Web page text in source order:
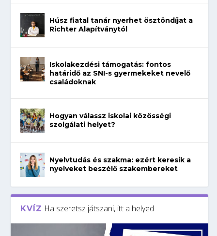
Húsz fiatal tanár nyerhet ösztöndíjat a
Richter Alapítványtól
Iskolakezdési támogatás: fontos
határidő az SNI-s gyermekeket nevelő
családoknak
Hogyan válassz iskolai közösségi
szolgálati helyet?
Nyelvtudás és szakma: ezért keresik a
nyelveket beszélő szakembereket
KVÍZ Ha szeretsz játszani, itt a helyed